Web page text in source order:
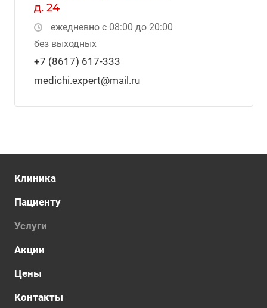
д. 24
ежедневно с 08:00 до 20:00
без выходных
+7 (8617) 617-333
medichi.expert@mail.ru
Клиника
Пациенту
Услуги
Акции
Цены
Контакты